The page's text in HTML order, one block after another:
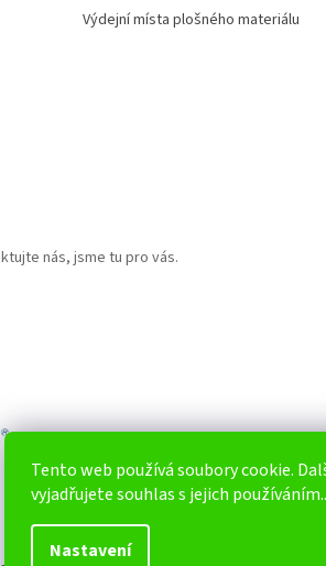
Tento web používá soubory cookie.
vyjadřujete souhlas s jejich
Nastavení
Výdejní místa plošného materiálu
nás, jsme tu pro vás.